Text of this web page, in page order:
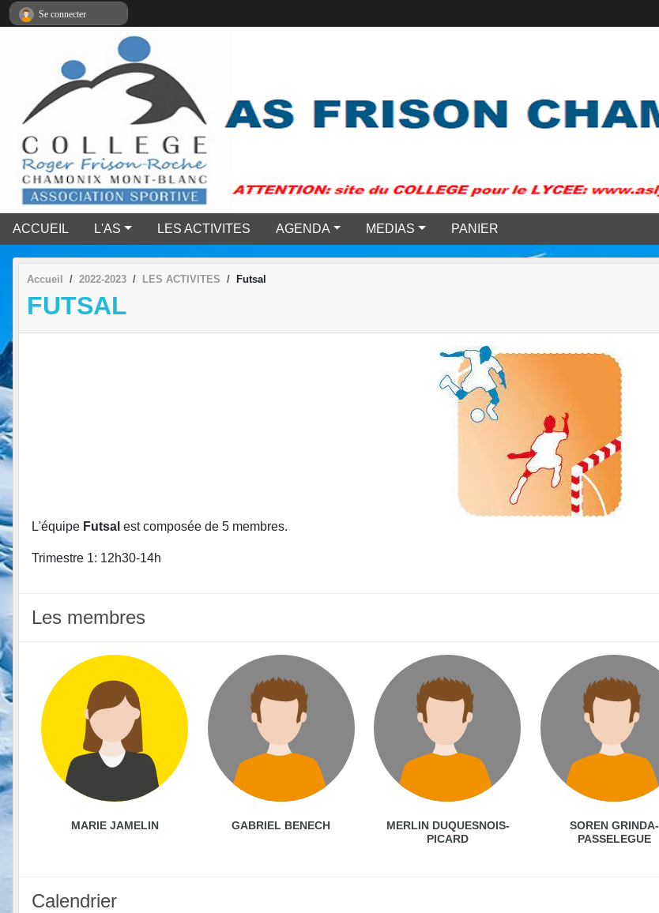
ACCUEIL L'AS LES ACTIVITES AGENDA MEDIAS PANIER
Accueil 2022-2023 LES ACTIVITES Futsal
FUTSAL
L'équipe Futsal est composée de 5 membres.
Trimestre 1: 12h30-14h
Les membres
MARIE JAMELIN GABRIEL BENECH
MERLIN DUQUESNOIS-
PICARD
SOREN GRINDA-
PASSELEGUE
Calendrier
Se connecter
Panneau de gestion des cookies